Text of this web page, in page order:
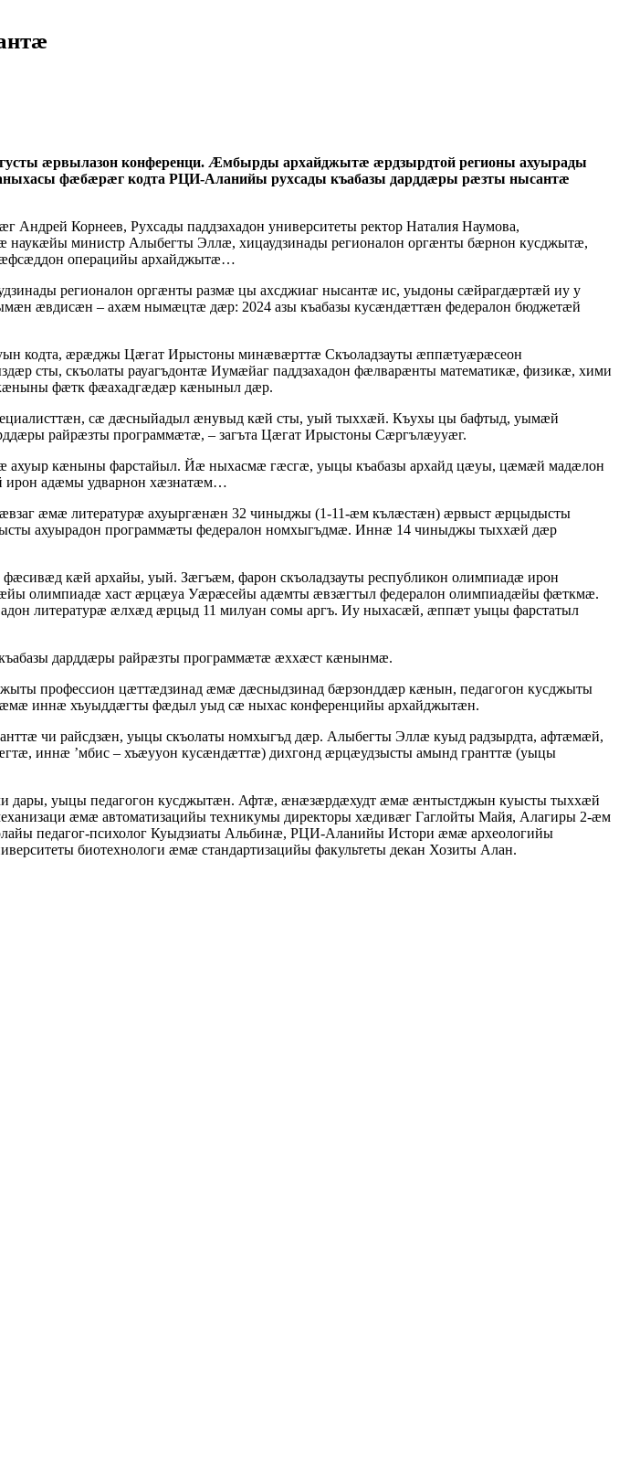
æрвылазон конференци. Æмбырды архайджытæ æрдзырдтой регионы ахуырады
фæбæрæг кодта РЦИ-Аланийы рухсады къабазы дарддæры рæзты нысантæ
Корнеев, Рухсады паддзахадон университеты ректор Наталия Наумова,
министр Алыбегты Эллæ, хицаудзинады регионалон оргæнты бæрнон кусджытæ,
операцийы архайджытæ…
регионалон оргæнты размæ цы ахсджиаг нысантæ ис, уыдоны сæйрагдæртæй иу у
æвдисæн – ахæм нымæцтæ дæр: 2024 азы къабазы кусæндæттæн федералон бюджетæй
кодта, æрæджы Цæгат Ирыстоны минæвæрттæ Скъоладзауты æппæтуæрæсеон
сты, скъолаты рауагъдонтæ Иумæйаг паддзахадон фæлварæнты математикæ, физикæ, хими
фæтк фæахадгæдæр кæныныл дæр.
сæ дæсныйадыл æнувыд кæй сты, уый тыххæй. Къухы цы бафтыд, уымæй
райрæзты программæтæ, – загъта Цæгат Ирыстоны Сæргълæууæг.
кæныны фарстайыл. Йæ ныхасмæ гæсгæ, уыцы къабазы архайд цæуы, цæмæй мадæлон
ирон адæмы удварнон хæзнатæм…
æмæ литературæ ахуыргæнæн 32 чиныджы (1-11-æм кълæстæн) æрвыст æрцыдысты
ахуырадон программæты федералон номхыгъдмæ. Иннæ 14 чиныджы тыххæй дæр
кæй архайы, уый. Зæгъæм, фарон скъоладзауты республикон олимпиадæ ирон
олимпиадæ хаст æрцæуа Уæрæсейы адæмты æвзæгтыл федералон олимпиадæйы фæткмæ.
литературæ æлхæд æрцыд 11 милуан сомы аргъ. Иу ныхасæй, æппæт уыцы фарстатыл
дарддæры райрæзты программæтæ æххæст кæнынмæ.
профессион цæттæдзинад æмæ дæсныдзинад бæрзонддæр кæнын, педагогон кусджыты
иннæ хъуыддæгты фæдыл уыд сæ ныхас конференцийы архайджытæн.
чи райсдзæн, уыцы скъолаты номхыгъд дæр. Алыбегты Эллæ куыд радзырдта, афтæмæй,
иннæ ’мбис – хъæууон кусæндæттæ) дихгонд æрцæудзысты амынд гранттæ (уыцы
дары, уыцы педагогон кусджытæн. Афтæ, æнæзæрдæхудт æмæ æнтыстджын куысты тыххæй
æмæ автоматизацийы техникумы директоры хæдивæг Гаглойты Майя, Алагиры 2-æм
педагог-психолог Куыдзиаты Альбинæ, РЦИ-Аланийы Истори æмæ археологийы
биотехнологи æмæ стандартизацийы факультеты декан Хозиты Алан.